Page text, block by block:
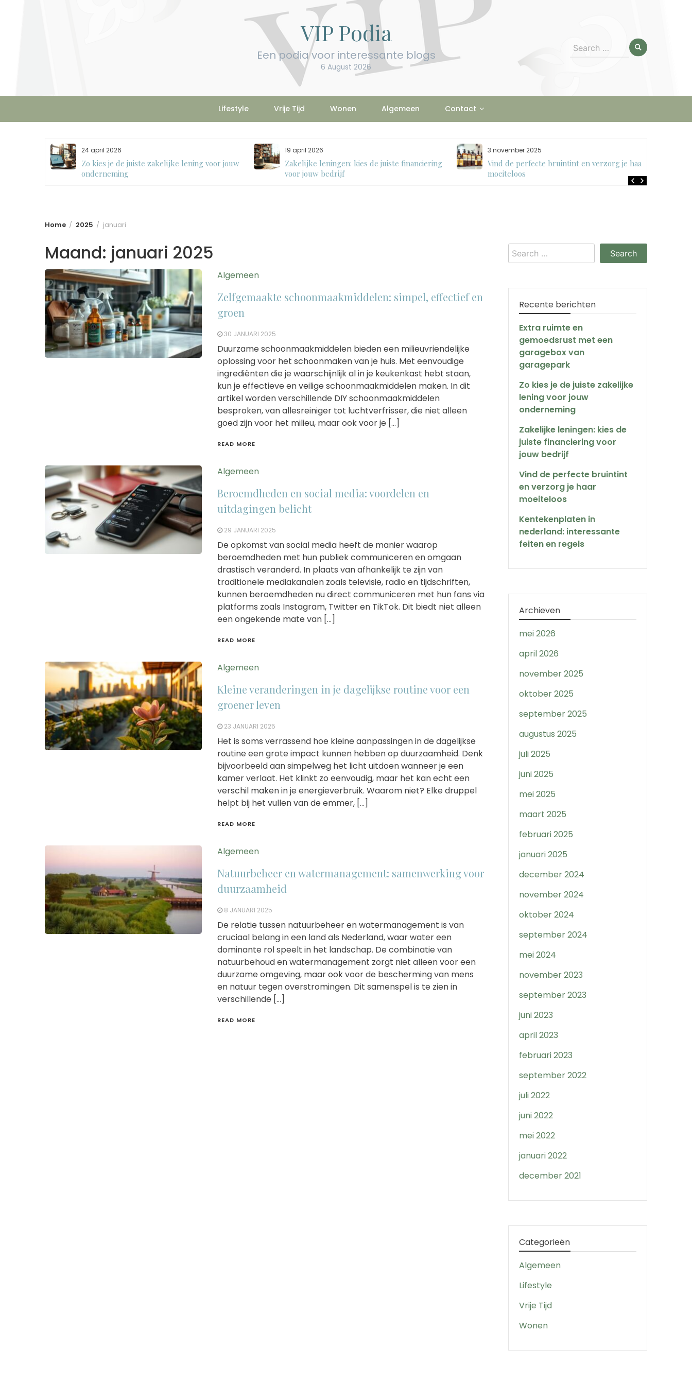
VIP Podia
Een podia voor interessante blogs
6 August 2026
Search
Lifestyle Vrije Tijd Wonen Algemeen Contact
24 april 2026
Zo kies je de juiste zakelijke lening voor jouw
onderneming
19 april 2026
Zakelijke leningen: kies de juiste financiering
voor jouw bedrijf
3 november 2025
Vind de perfecte bruintint en verzorg je haar
moeiteloos
Home 2025 januari
Maand: januari 2025
Algemeen
Zelfgemaakte schoonmaakmiddelen: simpel, effectief en
groen
30 JANUARI 2025
Duurzame schoonmaakmiddelen bieden een milieuvriendelijke
oplossing voor het schoonmaken van je huis. Met eenvoudige
ingrediënten die je waarschijnlijk al in je keukenkast hebt staan,
kun je effectieve en veilige schoonmaakmiddelen maken. In dit
artikel worden verschillende DIY schoonmaakmiddelen
besproken, van allesreiniger tot luchtverfrisser, die niet alleen
goed zijn voor het milieu, maar ook voor je […]
READ MORE
Algemeen
Beroemdheden en social media: voordelen en
uitdagingen belicht
29 JANUARI 2025
De opkomst van social media heeft de manier waarop
beroemdheden met hun publiek communiceren en omgaan
drastisch veranderd. In plaats van afhankelijk te zijn van
traditionele mediakanalen zoals televisie, radio en tijdschriften,
kunnen beroemdheden nu direct communiceren met hun fans via
platforms zoals Instagram, Twitter en TikTok. Dit biedt niet alleen
een ongekende mate van […]
READ MORE
Algemeen
Kleine veranderingen in je dagelijkse routine voor een
groener leven
23 JANUARI 2025
Het is soms verrassend hoe kleine aanpassingen in de dagelijkse
routine een grote impact kunnen hebben op duurzaamheid. Denk
bijvoorbeeld aan simpelweg het licht uitdoen wanneer je een
kamer verlaat. Het klinkt zo eenvoudig, maar het kan echt een
verschil maken in je energieverbruik. Waarom niet? Elke druppel
helpt bij het vullen van de emmer, […]
READ MORE
Algemeen
Natuurbeheer en watermanagement: samenwerking voor
duurzaamheid
8 JANUARI 2025
De relatie tussen natuurbeheer en watermanagement is van
cruciaal belang in een land als Nederland, waar water een
dominante rol speelt in het landschap. De combinatie van
natuurbehoud en watermanagement zorgt niet alleen voor een
duurzame omgeving, maar ook voor de bescherming van mens
en natuur tegen overstromingen. Dit samenspel is te zien in
verschillende […]
READ MORE
Search
for:
Recente berichten
Extra ruimte en
gemoedsrust met een
garagebox van
garagepark
Zo kies je de juiste zakelijke
lening voor jouw
onderneming
Zakelijke leningen: kies de
juiste financiering voor
jouw bedrijf
Vind de perfecte bruintint
en verzorg je haar
moeiteloos
Kentekenplaten in
nederland: interessante
feiten en regels
Archieven
mei 2026
april 2026
november 2025
oktober 2025
september 2025
augustus 2025
juli 2025
juni 2025
mei 2025
maart 2025
februari 2025
januari 2025
december 2024
november 2024
oktober 2024
september 2024
mei 2024
november 2023
september 2023
juni 2023
april 2023
februari 2023
september 2022
juli 2022
juni 2022
mei 2022
januari 2022
december 2021
Categorieën
Algemeen
Lifestyle
Vrije Tijd
Wonen